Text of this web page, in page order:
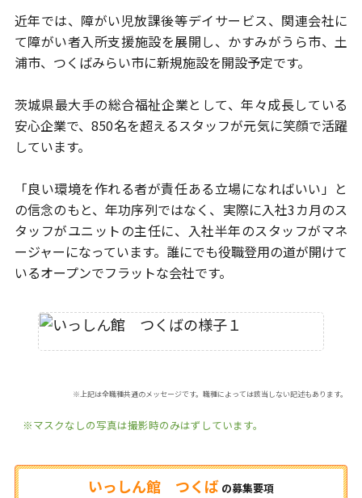
近年では、障がい児放課後等デイサービス、関連会社に
て障がい者入所支援施設を展開し、かすみがうら市、土
浦市、つくばみらい市に新規施設を開設予定です。
茨城県最大手の総合福祉企業として、年々成長している
安心企業で、850名を超えるスタッフが元気に笑顔で活躍
しています。
「良い環境を作れる者が責任ある立場になればいい」と
の信念のもと、年功序列ではなく、実際に入社3カ月のス
タッフがユニットの主任に、
入社半年のスタッフがマネ
ージャーになっています。 誰にでも役職登用の道が開けて
いるオープンでフラットな会社です。
※上記は全職種共通のメッセージです。職種によっては該当しない記述もあります。
※マスクなしの写真は撮影時のみはずしています。
いっしん館 つくば の募集要項